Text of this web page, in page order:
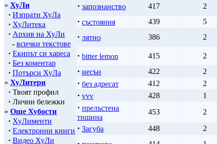
» ХуЛи
· Изпрати ХуЛа
· ХуЛитека
· Архив на ХуЛи
- всички текстове
· Екипът си хареса
· Без коментар
· Потърси ХуЛа
» ХуЛитери
· Твоят профил
· Лични бележки
» Още Хубости
· ХуЛименти
· Електронни книги
· Видео ХуЛи
· запознанство 417 2
· състояния 439 5
· лятно 386 2
· bitter lemon 415 2
· несън 422 2
· без адресат 412 2
· vvv 428 1
· прелъстена
тишина
453 2
· Загуба 448 2